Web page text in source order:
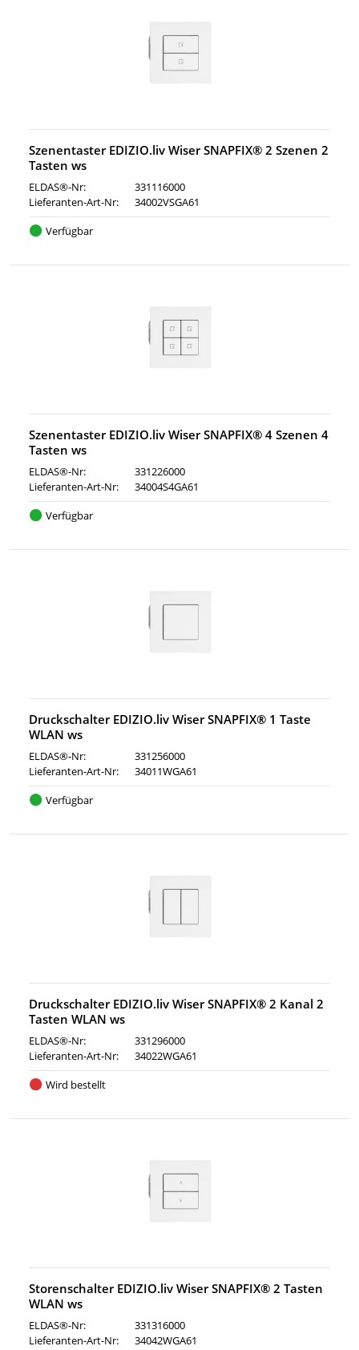
Szenentaster EDIZIO.liv Wiser SNAPFIX® 2 Szenen 2
Tasten ws
ELDAS®-Nr:
331116000
Lieferanten-Art-Nr:
34002VSGA61
Verfügbar
Szenentaster EDIZIO.liv Wiser SNAPFIX® 4 Szenen 4
Tasten ws
ELDAS®-Nr:
331226000
Lieferanten-Art-Nr:
34004S4GA61
Verfügbar
Druckschalter EDIZIO.liv Wiser SNAPFIX® 1 Taste
WLAN ws
ELDAS®-Nr:
331256000
Lieferanten-Art-Nr:
34011WGA61
Verfügbar
Druckschalter EDIZIO.liv Wiser SNAPFIX® 2 Kanal 2
Tasten WLAN ws
ELDAS®-Nr:
331296000
Lieferanten-Art-Nr:
34022WGA61
Wird bestellt
Storenschalter EDIZIO.liv Wiser SNAPFIX® 2 Tasten
WLAN ws
ELDAS®-Nr:
331316000
Lieferanten-Art-Nr:
34042WGA61